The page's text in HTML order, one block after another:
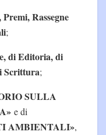
Rassegne
;
di Editoria, di
Scrittura;
SULLA
e di
AMBIENTALI»,